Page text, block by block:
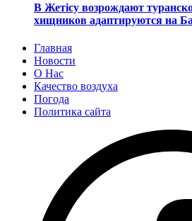
В Жетісу возрождают
хищников адаптируются на
Главная
Новости
О Нас
Качество воздуха
Погода
Политика сайта